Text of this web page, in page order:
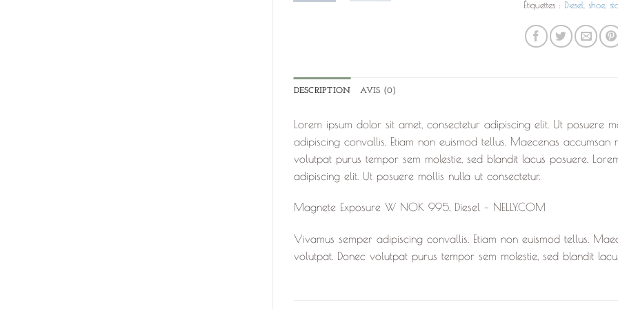
Étiquettes : Diesel ,shoe ,
DESCRIPTION AVIS (0)
Lorem ipsum dolor sit amet, consectetur adipiscing elit. Ut posuere
adipiscing convallis. Etiam non euismod tellus. Maecenas
volutpat purus tempor sem molestie, sed blandit lacus posuere.
adipiscing elit. Ut posuere mollis nulla ut consectetur.
Magnete Exposure W NOK 995, Diesel – NELLY.COM
Vivamus semper adipiscing convallis. Etiam non euismod tellus.
volutpat. Donec volutpat purus tempor sem molestie, sed blandit